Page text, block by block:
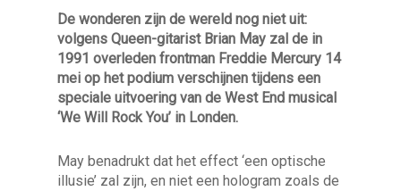
De wonderen zijn de wereld nog niet uit:
volgens Queen-gitarist Brian May zal de in
1991 overleden frontman Freddie Mercury 14
mei op het podium verschijnen tijdens een
speciale uitvoering van de West End musical
‘We Will Rock You’ in Londen.
May benadrukt dat het effect ‘een optische
illusie’ zal zijn, en niet een hologram zoals de